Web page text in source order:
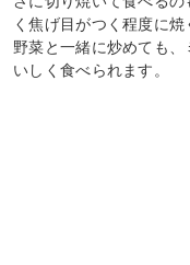
く焦げ目がつく程度に
野菜と一緒に炒めても
いしく食べられます。